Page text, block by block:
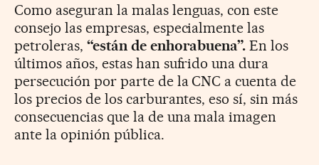
Como aseguran la malas lenguas, con este
consejo las empresas, especialmente las
petroleras, “están de enhorabuena”. En los
últimos años, estas han sufrido una dura
persecución por parte de la CNC a cuenta de
los precios de los carburantes, eso sí, sin más
consecuencias que la de una mala imagen
ante la opinión pública.